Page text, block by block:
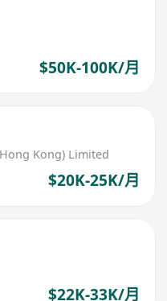
$50K-100K/月
Kong) Limited
$20K-25K/月
$22K-33K/月